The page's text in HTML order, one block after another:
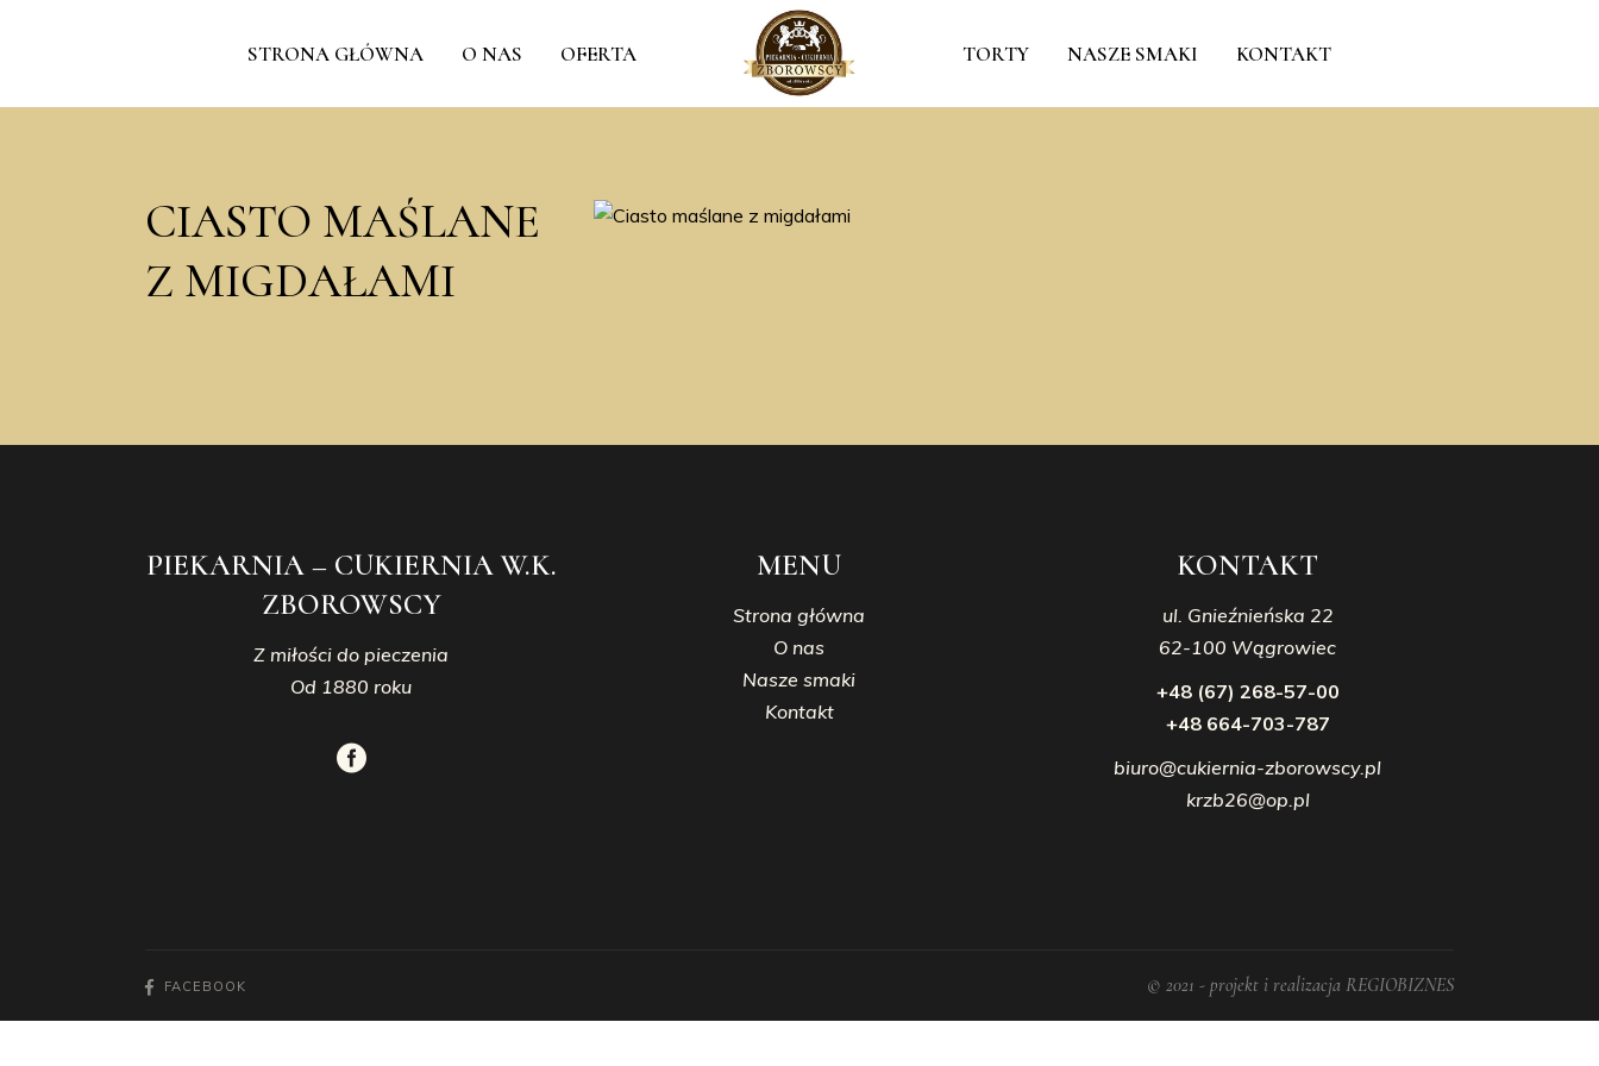
STRONA GŁÓWNA O NAS OFERTA TORTY NASZE SMAKI KONTAKT
CIASTO MAŚLANE
Z MIGDAŁAMI
PIEKARNIA – CUKIERNIA W.K.
ZBOROWSCY
Z miłości do pieczenia
Od 1880 roku
MENU
Strona główna
O nas
Nasze smaki
Kontakt
KONTAKT
ul. Gnieźnieńska 22
62-100 Wągrowiec
+48 (67) 268-57-00
+48 664-703-787
biuro@cukiernia-zborowscy.pl
krzb26@op.pl
FACEBOOK © 2021 - projekt i realizacja REGIOBIZNES